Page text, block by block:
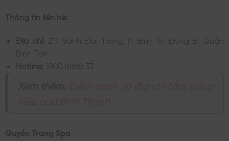
Thông tin liên hệ:
Địa chỉ: 217 Vành Đai Trong, P. Bình Trị Đông B, Quận
Bình Tân
Hotline: 1900 8888 33
Quyền Trang Spa